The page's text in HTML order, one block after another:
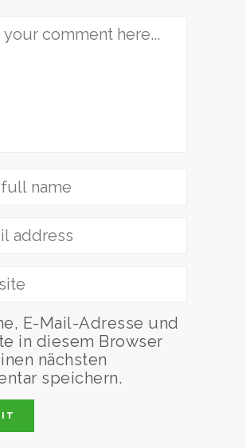
E-Mail-Adresse und
in diesem Browser
nächsten
speichern.